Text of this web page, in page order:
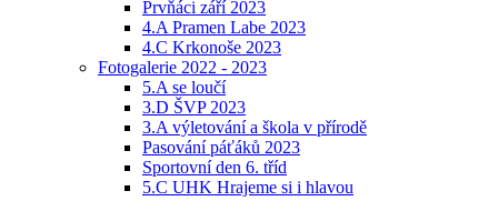
Prvňáci září 2023
4.A Pramen Labe 2023
4.C Krkonoše 2023
Fotogalerie 2022 - 2023
5.A se loučí
3.D ŠVP 2023
3.A výletování a škola v přírodě
Pasování páťáků 2023
Sportovní den 6. tříd
5.C UHK Hrajeme si i hlavou